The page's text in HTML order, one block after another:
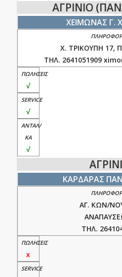
ΑΓΡΙΝΙΟ
ΧΕΙΜΩΝΑΣ Γ.
Χ. ΤΡΙΚΟΥΠΗ 17,
ΤΗΛ. 2641051909
√
√
√
ΚΑΡΔΑΡΑΣ
ΑΓ. ΚΩΝ/
ΤΗΛ.
x